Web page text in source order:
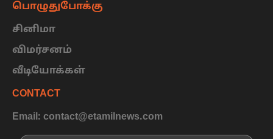
பொழுதுபோக்கு
சினிமா
விமர்சனம்
வீடியோக்கள்
CONTACT
Email: contact@etamilnews.com